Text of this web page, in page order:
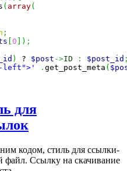
( array(
;
0 ) ;
) ? $post ->ID : $post_id
left">' . get_post_meta (
для
кодом, стиль для ссылки-
файл. Ссылку на скачивание